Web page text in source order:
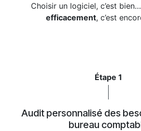
Choisir un logiciel, c’est bien…
efficacement, c’est
Étape 1
Audit personnalisé des
bureau